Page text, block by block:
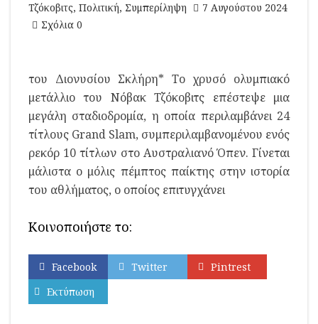
Τζόκοβιτς, Πολιτική, Συμπερίληψη
7 Αυγούστου 2024
Σχόλια 0
του Διονυσίου Σκλήρη* Το χρυσό ολυμπιακό
μετάλλιο του Νόβακ Τζόκοβιτς επέστεψε μια
μεγάλη σταδιοδρομία, η οποία περιλαμβάνει 24
τίτλους Grand Slam, συμπεριλαμβανομένου ενός
ρεκόρ 10 τίτλων στο Αυστραλιανό Όπεν. Γίνεται
μάλιστα ο μόλις πέμπτος παίκτης στην ιστορία
του αθλήματος, ο οποίος επιτυγχάνει
Κοινοποιήστε το:
Facebook Twitter
Pintrest
Εκτύπωση